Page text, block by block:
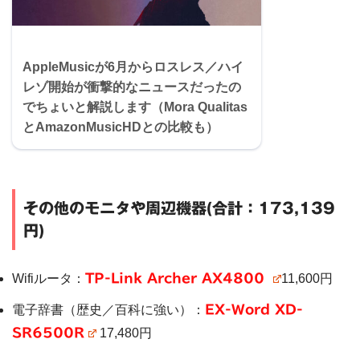
AppleMusicが6月からロスレス／ハイ
レゾ開始が衝撃的なニュースだったの
でちょいと解説します（Mora Qualitas
とAmazonMusicHDとの比較も）
その他のモニタや周辺機器(合計：173,139
円)
Wifiルータ： TP-Link Archer AX4800 11,600円
電子辞書（歴史／百科に強い）：
EX-Word XD-
SR6500R
17,480円